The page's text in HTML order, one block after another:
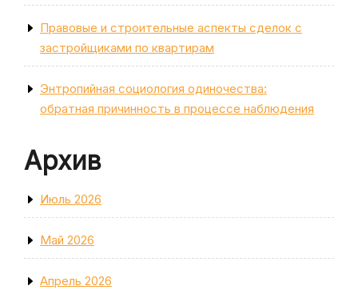
Правовые и строительные аспекты сделок с
застройщиками по квартирам
Энтропийная социология одиночества:
обратная причинность в процессе наблюдения
Архив
Июль 2026
Май 2026
Апрель 2026